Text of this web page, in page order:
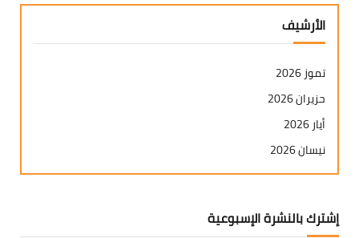
الأرشيف
تموز 2026
حزيران 2026
أيار 2026
نيسان 2026
آذار 2026
كانون ثاني 2026
إشترك بالنشرة الإسبوعية